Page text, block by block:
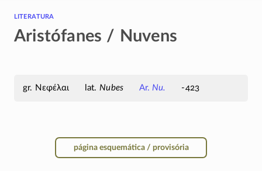
literatura
Aristófanes / Nuvens
Νεφέλαι Nubes Ar. Nu. -423
página esquemática / provisória